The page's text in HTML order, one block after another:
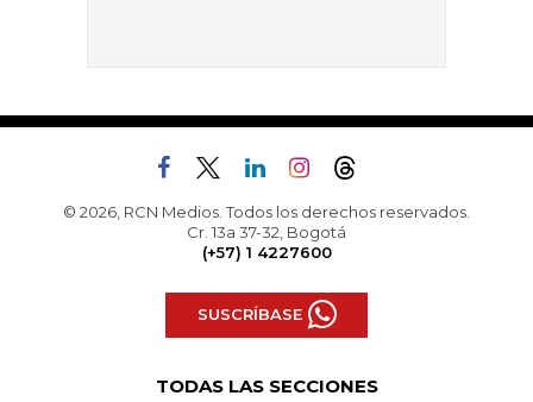
© 2026, RCN Medios. Todos los derechos reservados.
Cr. 13a 37-32, Bogotá
(+57) 1 4227600
SUSCRÍBASE
TODAS LAS SECCIONES